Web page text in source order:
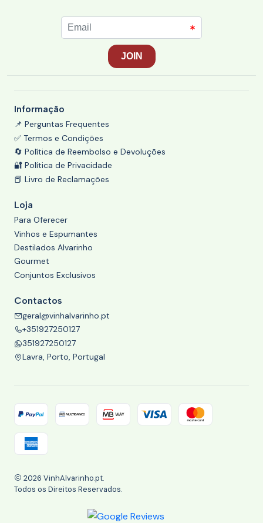
Informação
📌 Perguntas Frequentes
✅ Termos e Condições
🔄 Política de Reembolso e Devoluções
🔐 Política de Privacidade
📕 Livro de Reclamações
Loja
Para Oferecer
Vinhos e Espumantes
Destilados Alvarinho
Gourmet
Conjuntos Exclusivos
Contactos
geral@vinhalvarinho.pt
+351927250127
351927250127
Lavra, Porto, Portugal
2026 VinhAlvarinho.pt.
Todos os Direitos Reservados.